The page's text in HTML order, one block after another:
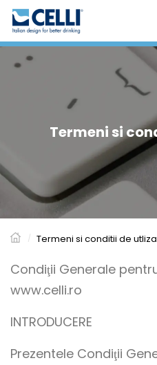
Termeni si
/ Termeni si conditii de
Condiţii Generale
www.celli.ro
INTRODUCERE
Prezentele Condiţii